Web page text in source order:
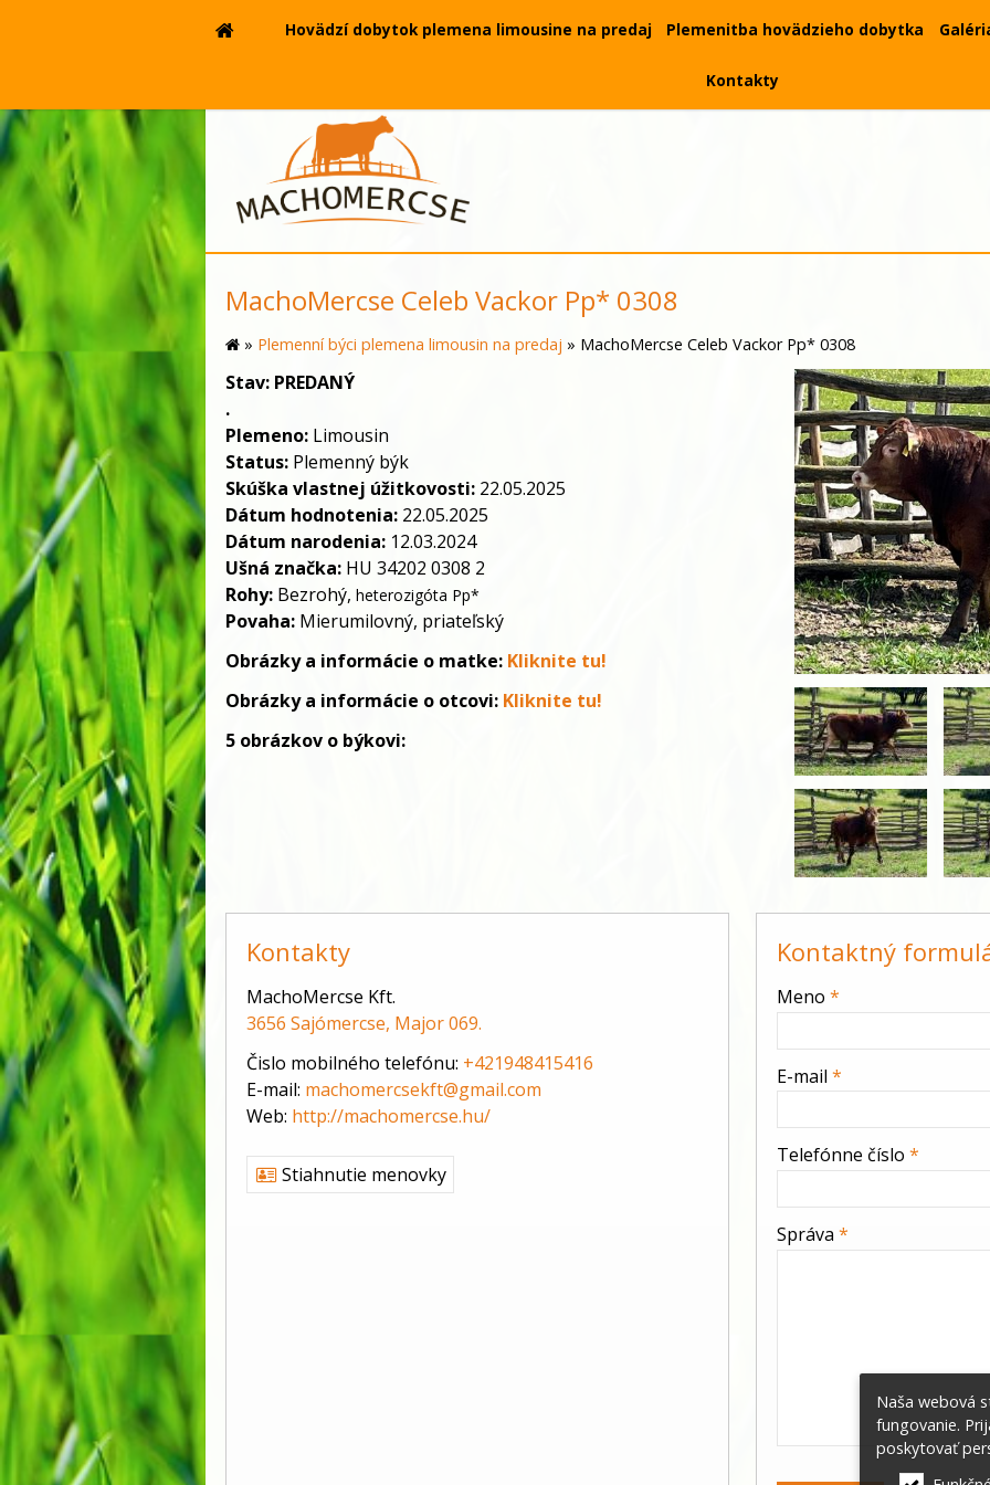
Hovädzí dobytok plemena limousine na predaj Plemenitba hovädzieho dobytka
Kontakty
MachoMercse Celeb Vackor Pp* 0308
» Plemenní býci plemena limousin na predaj » MachoMercse Celeb Vackor Pp* 0308
Stav: PREDANÝ
.
Plemeno: Limousin
Status: Plemenný býk
Skúška vlastnej úžitkovosti: 22.05.2025
Dátum hodnotenia: 22.05.2025
Dátum narodenia: 12.03.2024
Ušná značka: HU 34202 0308 2
Rohy: Bezrohý, heterozigóta Pp*
Povaha: Mierumilovný, priateľský
Obrázky a informácie o matke: Kliknite tu!
Obrázky a informácie o otcovi: Kliknite tu!
5 obrázkov o býkovi:
Kontakty
MachoMercse Kft.
3656 Sajómercse, Major 069.
Čislo mobilného telefónu: +421948415416
E-mail: machomercsekft@gmail.com
Web: http://machomercse.hu/
Stiahnutie menovky
Kontaktný
-
Meno *
E-mail *
Telefónne číslo *
Správa *
Naša webová
fungovanie.
poskytovať